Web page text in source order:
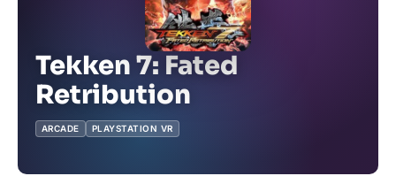
Tekken 7: Fated
Retribution
ARCADE PLAYSTATION VR